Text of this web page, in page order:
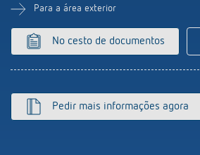
Para a área exterior
No cesto de documentos
Pedir mais informações agora